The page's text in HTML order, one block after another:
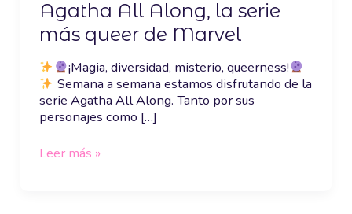
Agatha All Along, la serie
más queer de Marvel
¡Magia, diversidad, misterio, queerness!
Semana a semana estamos disfrutando de la
serie Agatha All Along. Tanto por sus
personajes como […]
Leer más »